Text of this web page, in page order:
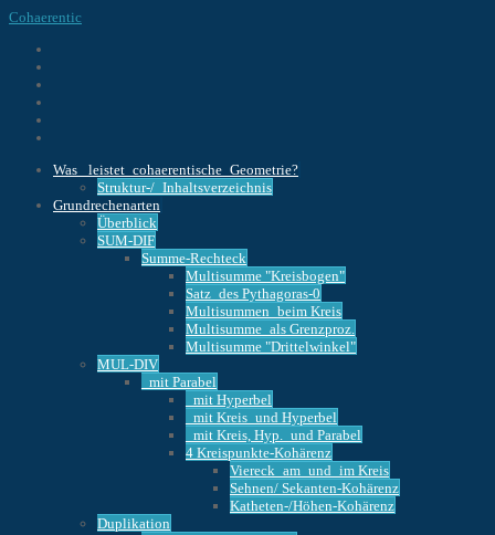
Cohaerentic
Was _leistet_cohaerentische_Geometrie?
Struktur-/_Inhaltsverzeichnis
Grundrechenarten
Überblick
SUM-DIF
Summe-Rechteck
Multisumme "Kreisbogen"
Satz_des Pythagoras-0
Multisummen_beim Kreis
Multisumme_als Grenzproz.
Multisumme "Drittelwinkel"
MUL-DIV
_mit Parabel
_mit Hyperbel
_mit Kreis_und Hyperbel
_mit Kreis, Hyp._und Parabel
4 Kreispunkte-Kohärenz
Viereck_am_und_im Kreis
Sehnen/ Sekanten-Kohärenz
Katheten-/Höhen-Kohärenz
Duplikation